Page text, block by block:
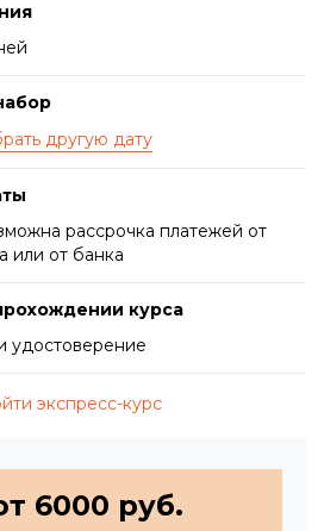
рассрочка платежей от
или от банка
курса
удостоверение
экспресс-курс
6000 руб.